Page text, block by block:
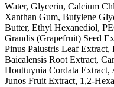
Water, Glycerin, Calcium
Xanthan Gum, Butylene
Butter, Ethyl Hexanediol,
Grandis (Grapefruit) Seed
Pinus Palustris Leaf Extract,
Baicalensis Root Extract,
Houttuynia Cordata Extract,
Junos Fruit Extract, 1,2-